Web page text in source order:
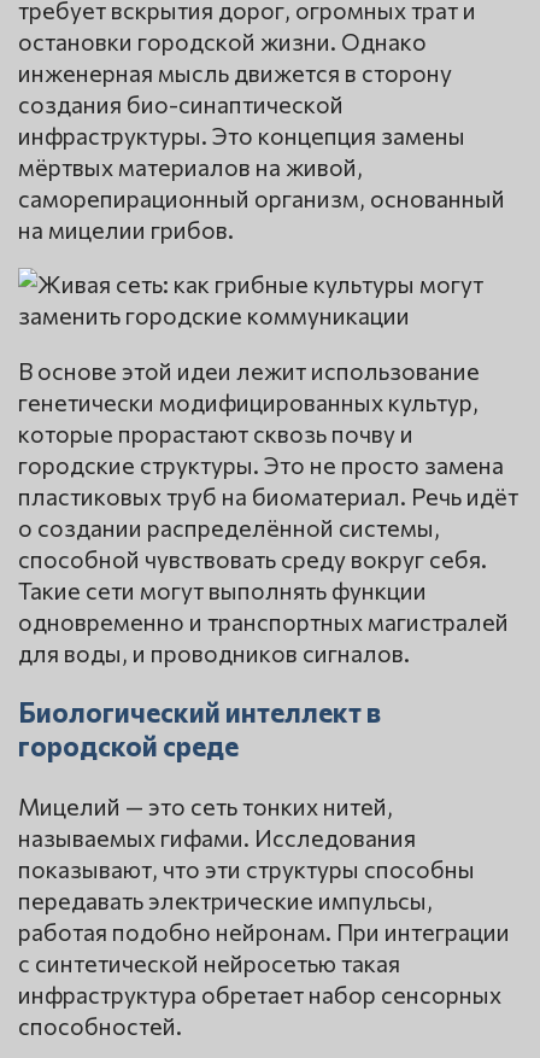
требует вскрытия дорог, огромных трат и
остановки городской жизни. Однако
инженерная мысль движется в сторону
создания био-синаптической
инфраструктуры. Это концепция замены
мёртвых материалов на живой,
саморепирационный организм, основанный
на мицелии грибов.
В основе этой идеи лежит использование
генетически модифицированных культур,
которые прорастают сквозь почву и
городские структуры. Это не просто замена
пластиковых труб на биоматериал. Речь идёт
о создании распределённой системы,
способной чувствовать среду вокруг себя.
Такие сети могут выполнять функции
одновременно и транспортных магистралей
для воды, и проводников сигналов.
Биологический интеллект в
городской среде
Мицелий — это сеть тонких нитей,
называемых гифами. Исследования
показывают, что эти структуры способны
передавать электрические импульсы,
работая подобно нейронам. При интеграции
с синтетической нейросетью такая
инфраструктура обретает набор сенсорных
способностей.